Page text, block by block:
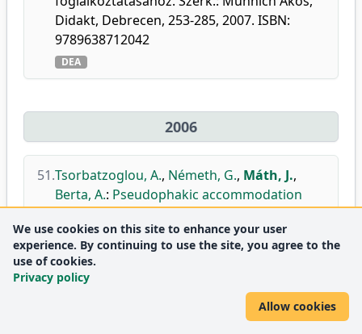
Didakt, Debrecen, 253-285, 2007. ISBN:
9789638712042
DEA
2006
51.Tsorbatzoglou, A., Németh, G., Máth, J.,
Berta, A.: Pseudophakic accommodation
and pseudoaccommodation under
physiological conditions measured with
partial coherence interferometry.
J. Cataract. Refract. Surg.
We use cookies on this site to enhance your user
experience. By continuing to use the site, you agree to the
use of cookies.
Privacy policy
Allow cookies